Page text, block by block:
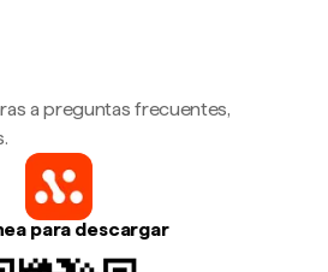
a preguntas frecuentes,
para descargar